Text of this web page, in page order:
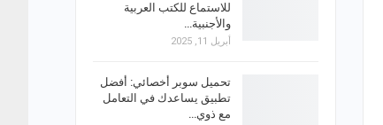
للاستماع للكتب العربية
والأجنبية…
أبريل 11, 2025
تحميل سوبر أخصائي: أفضل
تطبيق يساعدك في التعامل
مع ذوي…